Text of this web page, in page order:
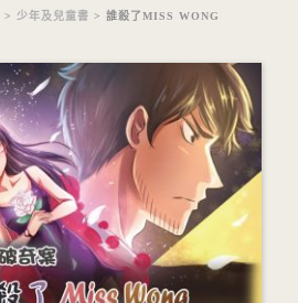
> 少年及兒童書 > 誰殺了MISS WONG